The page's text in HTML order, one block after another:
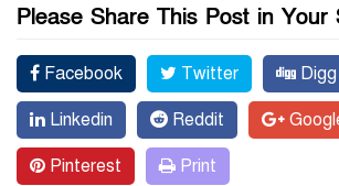
Please Share This Post in Your
Facebook Twitter Digg
Linkedin Reddit
Pinterest Print